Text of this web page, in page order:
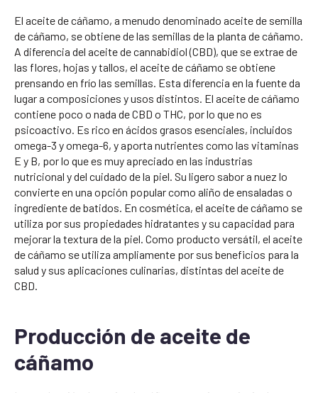
El aceite de cáñamo, a menudo denominado aceite de semilla
de cáñamo, se obtiene de las semillas de la planta de cáñamo.
A diferencia del aceite de cannabidiol (CBD), que se extrae de
las flores, hojas y tallos, el aceite de cáñamo se obtiene
prensando en frío las semillas. Esta diferencia en la fuente da
lugar a composiciones y usos distintos. El aceite de cáñamo
contiene poco o nada de CBD o THC, por lo que no es
psicoactivo. Es rico en ácidos grasos esenciales, incluidos
omega-3 y omega-6, y aporta nutrientes como las vitaminas
E y B, por lo que es muy apreciado en las industrias
nutricional y del cuidado de la piel. Su ligero sabor a nuez lo
convierte en una opción popular como aliño de ensaladas o
ingrediente de batidos. En cosmética, el aceite de cáñamo se
utiliza por sus propiedades hidratantes y su capacidad para
mejorar la textura de la piel. Como producto versátil, el aceite
de cáñamo se utiliza ampliamente por sus beneficios para la
salud y sus aplicaciones culinarias, distintas del aceite de
CBD.
Producción de aceite de
cáñamo